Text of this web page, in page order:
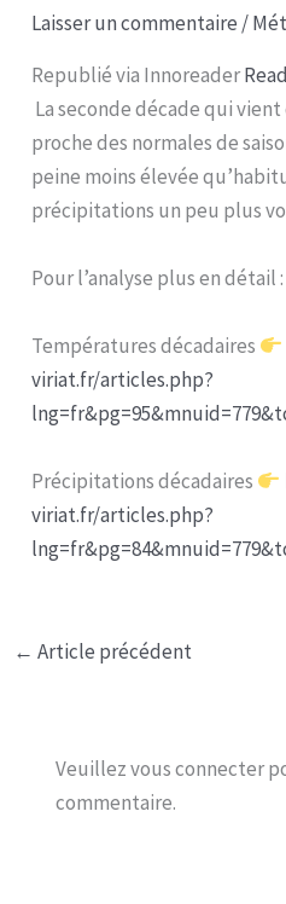
Laisser un commentaire /
Republié via Innoreader
La seconde décade qui
proche des normales de
peine moins élevée
précipitations un peu plus
Pour l’analyse plus en détail :
Températures décadaires
viriat.fr/articles.php?
Précipitations décadaires
viriat.fr/articles.php?
← Article précédent
Veuillez vous connecter
commentaire.